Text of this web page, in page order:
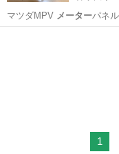
マツダMPV メーターパネ
1